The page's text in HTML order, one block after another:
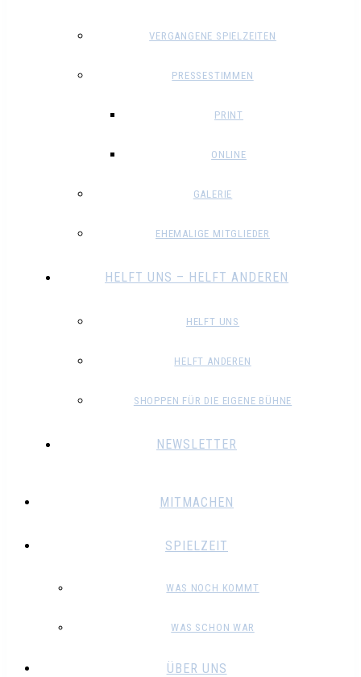
VERGANGENE SPIELZEITEN
PRESSESTIMMEN
PRINT
ONLINE
GALERIE
EHEMALIGE MITGLIEDER
HELFT UNS – HELFT ANDEREN
HELFT UNS
HELFT ANDEREN
SHOPPEN FÜR DIE EIGENE BÜHNE
NEWSLETTER
MITMACHEN
SPIELZEIT
WAS NOCH KOMMT
WAS SCHON WAR
ÜBER UNS